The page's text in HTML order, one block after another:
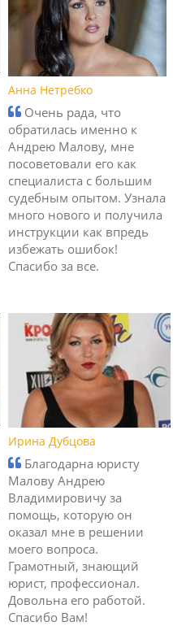
Анна Нетребко
Очень рада, что
обратилась именно к
Андрею Малову, мне
посоветовали его как
специалиста с большим
судебным опытом. Узнала
много нового и получила
инструкции как впредь
избежать ошибок!
Спасибо за все.
Ирина Дубцова
Благодарна юристу
Малову Андрею
Владимировичу за
помощь, которую он
оказал мне в решении
моего вопроса.
Грамотный, знающий
юрист, профессионал.
Довольна его работой.
Спасибо Вам!